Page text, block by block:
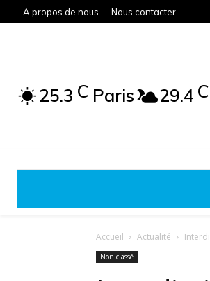
A propos de nous Nous contacter
25.3 C Paris 29.4 C
Accueil Actualité
Non classé